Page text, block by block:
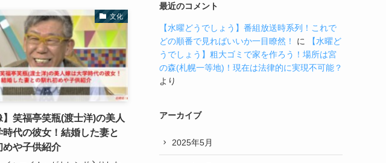
文化
】笑福亭笑瓶(渡士洋)の美人
時代の彼女！結婚した妻と
めや子供紹介
最近のコメント
【水曜どうでしょう】番組放送時系列！これで
どの順番で見ればいいか一目瞭然！
に
【水曜ど
うでしょう】粗大ゴミで家を作ろう！場所は宮
の森(札幌一等地)！現在は法律的に実現不可能？
より
アーカイブ
2025年5月